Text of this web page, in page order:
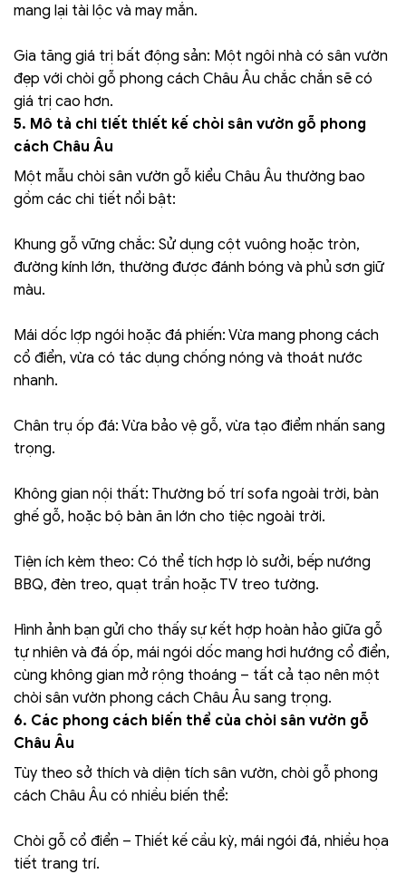
mang lại tài lộc và may mắn.
Gia tăng giá trị bất động sản: Một ngôi nhà có sân vườn
đẹp với chòi gỗ phong cách Châu Âu chắc chắn sẽ có
giá trị cao hơn.
5. Mô tả chi tiết thiết kế chòi sân vườn gỗ phong
cách Châu Âu
Một mẫu chòi sân vườn gỗ kiểu Châu Âu thường bao
gồm các chi tiết nổi bật:
Khung gỗ vững chắc: Sử dụng cột vuông hoặc tròn,
đường kính lớn, thường được đánh bóng và phủ sơn giữ
màu.
Mái dốc lợp ngói hoặc đá phiến: Vừa mang phong cách
cổ điển, vừa có tác dụng chống nóng và thoát nước
nhanh.
Chân trụ ốp đá: Vừa bảo vệ gỗ, vừa tạo điểm nhấn sang
trọng.
Không gian nội thất: Thường bố trí sofa ngoài trời, bàn
ghế gỗ, hoặc bộ bàn ăn lớn cho tiệc ngoài trời.
Tiện ích kèm theo: Có thể tích hợp lò sưởi, bếp nướng
BBQ, đèn treo, quạt trần hoặc TV treo tường.
Hình ảnh bạn gửi cho thấy sự kết hợp hoàn hảo giữa gỗ
tự nhiên và đá ốp, mái ngói dốc mang hơi hướng cổ điển,
cùng không gian mở rộng thoáng – tất cả tạo nên một
chòi sân vườn phong cách Châu Âu sang trọng.
6. Các phong cách biến thể của chòi sân vườn gỗ
Châu Âu
Tùy theo sở thích và diện tích sân vườn, chòi gỗ phong
cách Châu Âu có nhiều biến thể:
Chòi gỗ cổ điển – Thiết kế cầu kỳ, mái ngói đá, nhiều họa
tiết trang trí.